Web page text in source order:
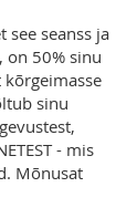
see seanss ja
on 50% sinu
kõrgeimasse
sinu
- mis
Mõnusat